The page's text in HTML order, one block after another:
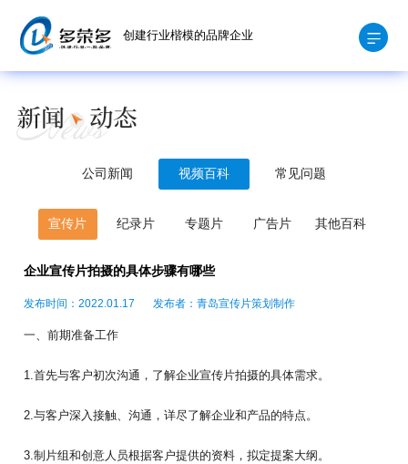
创建行业楷模的品牌企业
公司新闻 视频百科 常见问题
宣传片 纪录片 专题片 广告片 其他百科
企业宣传片拍摄的具体步骤有哪些
发布时间：2022.01.17 发布者：青岛宣传片策划制作
一、前期准备工作
1.首先与客户初次沟通，了解企业宣传片拍摄的具体需求。
2.与客户深入接触、沟通，详尽了解企业和产品的特点。
3.制片组和创意人员根据客户提供的资料，拟定提案大纲。